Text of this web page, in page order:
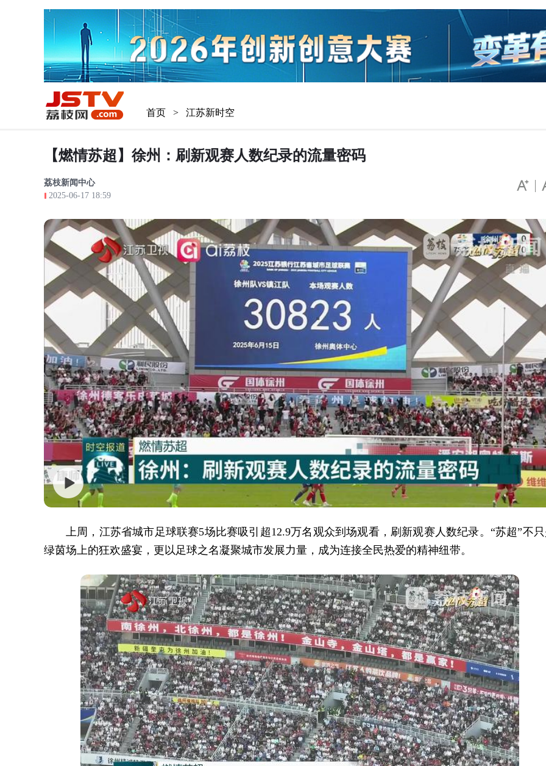
首页 > 江苏新时空
【燃情苏超】徐州：刷新观赛人数纪录的流量密码
荔枝新闻中心
2025-06-17 18:59
上周，江苏省城市足球联赛5场比赛吸引超12.9万名观众到场观看，刷新观赛人数纪录。“苏超”不
绿茵场上的狂欢盛宴，更以足球之名凝聚城市发展力量，成为连接全民热爱的精神纽带。